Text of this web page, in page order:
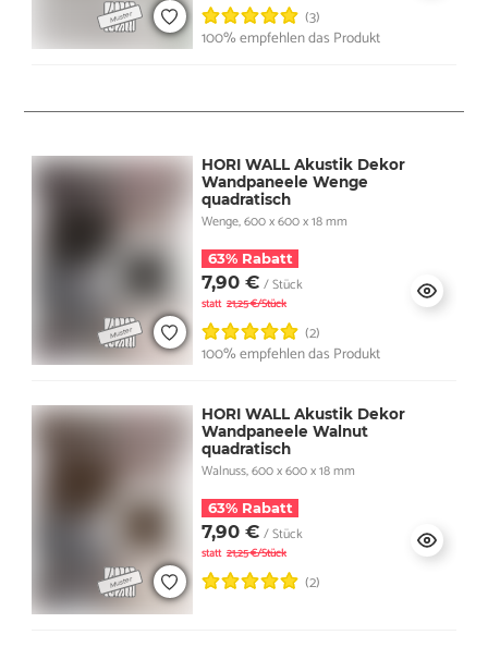
(3)
100% empfehlen das Produkt
HORI WALL Akustik Dekor
Wandpaneele Wenge
quadratisch
Wenge, 600 x 600 x 18 mm
63% Rabatt
7,90 € / Stück
statt 21,25 €/Stück
(2)
100% empfehlen das Produkt
HORI WALL Akustik Dekor
Wandpaneele Walnut
quadratisch
Walnuss, 600 x 600 x 18 mm
63% Rabatt
7,90 € / Stück
statt 21,25 €/Stück
(2)